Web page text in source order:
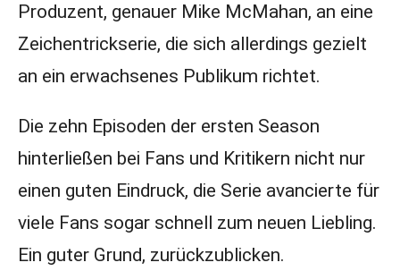
Produzent, genauer Mike McMahan, an eine
Zeichentrickserie, die sich allerdings gezielt
an ein erwachsenes Publikum richtet.
Die zehn Episoden der ersten Season
hinterließen bei Fans und Kritikern nicht nur
einen guten Eindruck, die Serie avancierte für
viele Fans sogar schnell zum neuen Liebling.
Ein guter Grund, zurückzublicken.